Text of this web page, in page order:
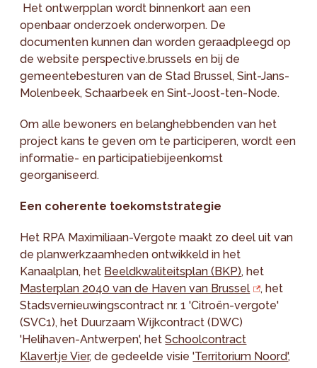
Het ontwerpplan wordt binnenkort aan een
openbaar onderzoek onderworpen. De
documenten kunnen dan worden geraadpleegd op
de website perspective.brussels en bij de
gemeentebesturen van de Stad Brussel, Sint-Jans-
Molenbeek, Schaarbeek en Sint-Joost-ten-Node.
Om alle bewoners en belanghebbenden van het
project kans te geven om te participeren, wordt een
informatie- en participatiebijeenkomst
georganiseerd.
Een coherente toekomststrategie
Het RPA Maximiliaan-Vergote maakt zo deel uit van
de planwerkzaamheden ontwikkeld in het
Kanaalplan, het Beeldkwaliteitsplan (BKP), het
Masterplan 2040 van de Haven van Brussel
, het
Stadsvernieuwingscontract nr. 1 'Citroën-vergote'
(SVC1), het Duurzaam Wijkcontract (DWC)
'Helihaven-Antwerpen', hetSchoolcontract
Klavertje Vier, de gedeelde visie'Territorium Noord',